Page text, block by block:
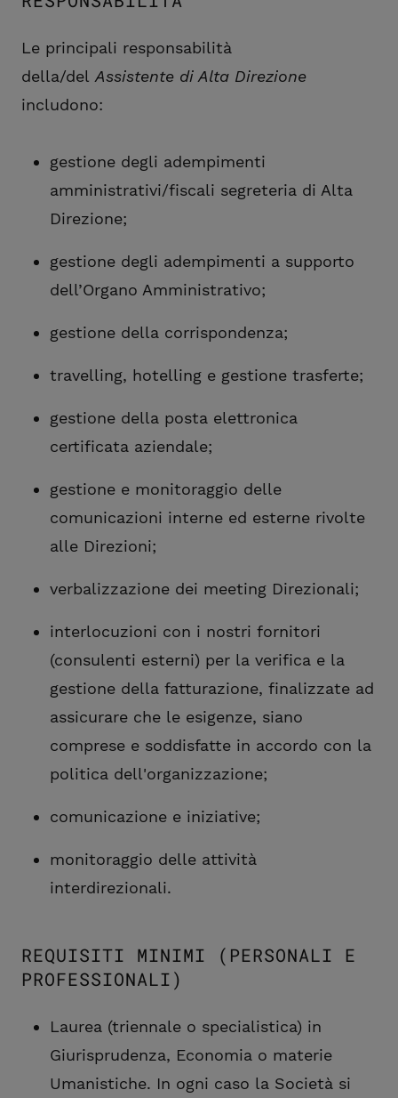
Le principali responsabilità
della/del Assistente di Alta Direzione
includono:
gestione degli adempimenti
amministrativi/fiscali segreteria di Alta
Direzione;
gestione degli adempimenti a supporto
dell’Organo Amministrativo;
gestione della corrispondenza;
travelling, hotelling e gestione trasferte;
gestione della posta elettronica
certificata aziendale;
gestione e monitoraggio delle
comunicazioni interne ed esterne rivolte
alle Direzioni;
verbalizzazione dei meeting Direzionali;
interlocuzioni con i nostri fornitori
(consulenti esterni) per la verifica e la
gestione della fatturazione, finalizzate ad
assicurare che le esigenze, siano
comprese e soddisfatte in accordo con la
politica dell'organizzazione;
comunicazione e iniziative;
monitoraggio delle attività
interdirezionali.
REQUISITI MINIMI (PERSONALI E
PROFESSIONALI)
Laurea (triennale o specialistica) in
Giurisprudenza, Economia o materie
Umanistiche. In ogni caso la Società si